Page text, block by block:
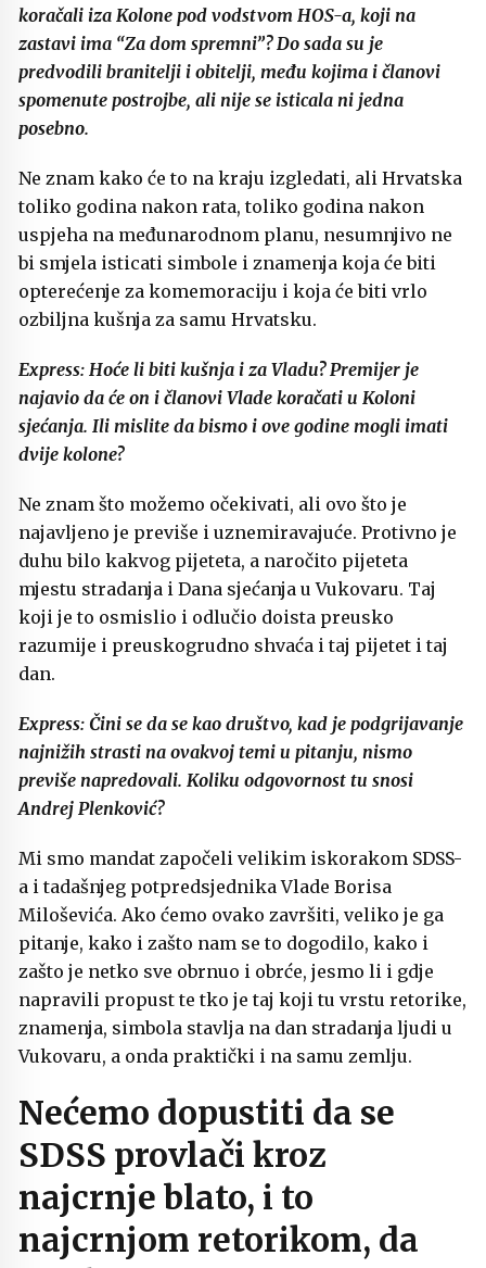
koračali iza Kolone pod vodstvom HOS-a, koji na
zastavi ima “Za dom spremni”? Do sada su je
predvodili branitelji i obitelji, među kojima i članovi
spomenute postrojbe, ali nije se isticala ni jedna
posebno.
Ne znam kako će to na kraju izgledati, ali Hrvatska
toliko godina nakon rata, toliko godina nakon
uspjeha na međunarodnom planu, nesumnjivo ne
bi smjela isticati simbole i znamenja koja će biti
opterećenje za komemoraciju i koja će biti vrlo
ozbiljna kušnja za samu Hrvatsku.
Express: Hoće li biti kušnja i za Vladu? Premijer je
najavio da će on i članovi Vlade koračati u Koloni
sjećanja. Ili mislite da bismo i ove godine mogli imati
dvije kolone?
Ne znam što možemo očekivati, ali ovo što je
najavljeno je previše i uznemiravajuće. Protivno je
duhu bilo kakvog pijeteta, a naročito pijeteta
mjestu stradanja i Dana sjećanja u Vukovaru. Taj
koji je to osmislio i odlučio doista preusko
razumije i preuskogrudno shvaća i taj pijetet i taj
dan.
Express: Čini se da se kao društvo, kad je podgrijavanje
najnižih strasti na ovakvoj temi u pitanju, nismo
previše napredovali. Koliku odgovornost tu snosi
Andrej Plenković?
Mi smo mandat započeli velikim iskorakom SDSS-
a i tadašnjeg potpredsjednika Vlade Borisa
Miloševića. Ako ćemo ovako završiti, veliko je ga
pitanje, kako i zašto nam se to dogodilo, kako i
zašto je netko sve obrnuo i obrće, jesmo li i gdje
napravili propust te tko je taj koji tu vrstu retorike,
znamenja, simbola stavlja na dan stradanja ljudi u
Vukovaru, a onda praktički i na samu zemlju.
Nećemo dopustiti da se
SDSS provlači kroz
najcrnje blato, i to
najcrnjom retorikom, da